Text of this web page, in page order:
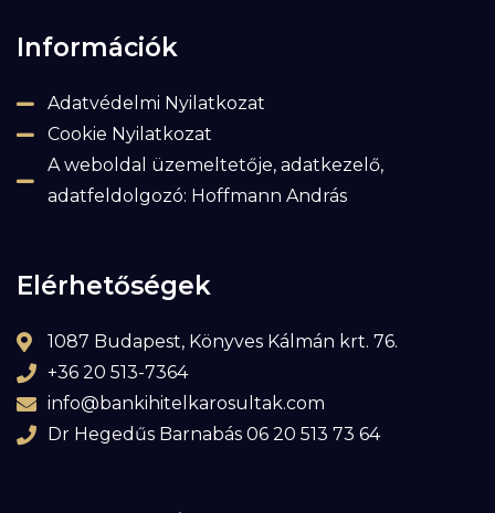
Információk
Adatvédelmi Nyilatkozat
Cookie Nyilatkozat
A weboldal üzemeltetője, adatkezelő,
adatfeldolgozó: Hoffmann András
Elérhetőségek
1087 Budapest, Könyves Kálmán krt. 76.
+36 20 513-7364
info@bankihitelkarosultak.com
Dr Hegedűs Barnabás 06 20 513 73 64